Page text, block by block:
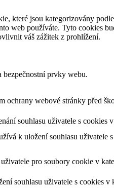
které jsou kategorizovány
web používáte. Tyto cookies
váš zážitek z prohlížení.
prvky webu.
ochrany webové stránky před
souhlasu uživatele s cookies
k uložení souhlasu uživatele
pro soubory cookie v
souhlasu uživatele s cookies v